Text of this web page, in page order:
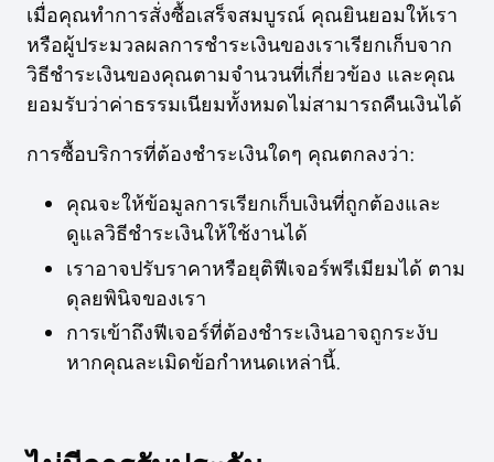
เมื่อคุณทำการสั่งซื้อเสร็จสมบูรณ์ คุณยินยอมให้เรา
หรือผู้ประมวลผลการชำระเงินของเราเรียกเก็บจาก
วิธีชำระเงินของคุณตามจำนวนที่เกี่ยวข้อง และคุณ
ยอมรับว่าค่าธรรมเนียมทั้งหมดไม่สามารถคืนเงินได้
การซื้อบริการที่ต้องชำระเงินใดๆ คุณตกลงว่า:
คุณจะให้ข้อมูลการเรียกเก็บเงินที่ถูกต้องและ
ดูแลวิธีชำระเงินให้ใช้งานได้
เราอาจปรับราคาหรือยุติฟีเจอร์พรีเมียมได้ ตาม
ดุลยพินิจของเรา
การเข้าถึงฟีเจอร์ที่ต้องชำระเงินอาจถูกระงับ
หากคุณละเมิดข้อกำหนดเหล่านี้.